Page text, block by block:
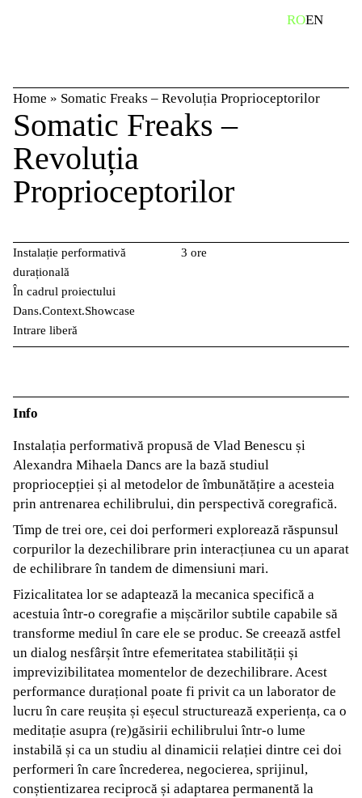
ROEN
Home » Somatic Freaks – Revoluția Proprioceptorilor
Somatic Freaks –
Revoluția
Proprioceptorilor
Instalație performativă
durațională
În cadrul proiectului
Dans.Context.Showcase
Intrare liberă
3 ore
Info
Instalația performativă propusă de Vlad Benescu și
Alexandra Mihaela Dancs are la bază studiul
propriocepției și al metodelor de îmbunătățire a acesteia
prin antrenarea echilibrului, din perspectivă coregrafică.
Timp de trei ore, cei doi performeri explorează răspunsul
corpurilor la dezechilibrare prin interacțiunea cu un aparat
de echilibrare în tandem de dimensiuni mari.
Fizicalitatea lor se adaptează la mecanica specifică a
acestuia într-o coregrafie a mișcărilor subtile capabile să
transforme mediul în care ele se produc. Se creează astfel
un dialog nesfârșit între efemeritatea stabilității și
imprevizibilitatea momentelor de dezechilibrare. Acest
performance durațional poate fi privit ca un laborator de
lucru în care reușita și eșecul structurează experiența, ca o
meditație asupra (re)găsirii echilibrului într-o lume
instabilă și ca un studiu al dinamicii relației dintre cei doi
performeri în care încrederea, negocierea, sprijinul,
conștientizarea reciprocă și adaptarea permanentă la